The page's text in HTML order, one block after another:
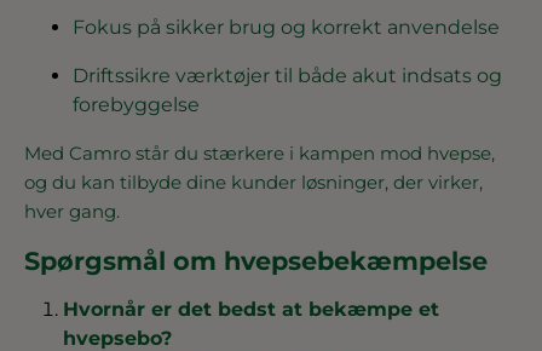
Fokus på sikker brug og korrekt anvendelse
Driftssikre værktøjer til både akut indsats og
forebyggelse
Med Camro står du stærkere i kampen mod hvepse,
og du kan tilbyde dine kunder løsninger, der virker,
hver gang.
Spørgsmål om hvepsebekæmpelse
Hvornår er det bedst at bekæmpe et
hvepsebo?